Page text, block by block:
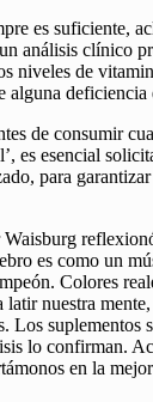
es suficiente,
análisis clínico
niveles de
alguna deficiencia
de consumir
es esencial
para
es como un
Colores
nuestra
Los suplementos
lo confirman.
en la